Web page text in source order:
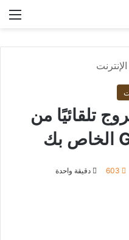
الإنترنت
تلقائيًا من
أرسل603 دقيقة واحدة